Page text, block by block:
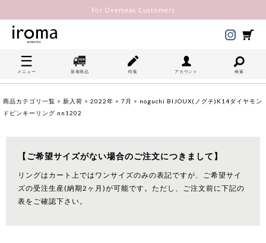
For Overseas Customers
メニュー 新着商品 特集 アカウント 検索
商品カテゴリ一覧 > 新入荷 > 2022年 > 7月 > noguchi BIJOUX(ノグチ)K14ダイヤモン
ドピンキーリング nn1202
【ご希望サイズがない場合のご注文につきまして】
リングはカート上ではワンサイズのみの表記ですが、ご希望サイ
ズの受注生産(納期2ヶ月)が可能です。ただし、ご注文前に下記の
表をご確認下さい。